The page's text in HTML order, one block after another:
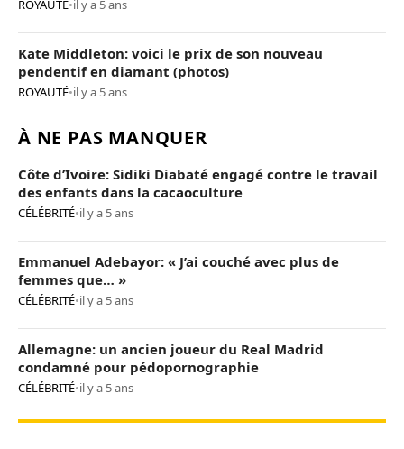
ROYAUTÉ•il y a 5 ans
Kate Middleton: voici le prix de son nouveau
pendentif en diamant (photos)
ROYAUTÉ•il y a 5 ans
À NE PAS MANQUER
Côte d’Ivoire: Sidiki Diabaté engagé contre le travail
des enfants dans la cacaoculture
CÉLÉBRITÉ•il y a 5 ans
Emmanuel Adebayor: « J’ai couché avec plus de
femmes que… »
CÉLÉBRITÉ•il y a 5 ans
Allemagne: un ancien joueur du Real Madrid
condamné pour pédopornographie
CÉLÉBRITÉ•il y a 5 ans